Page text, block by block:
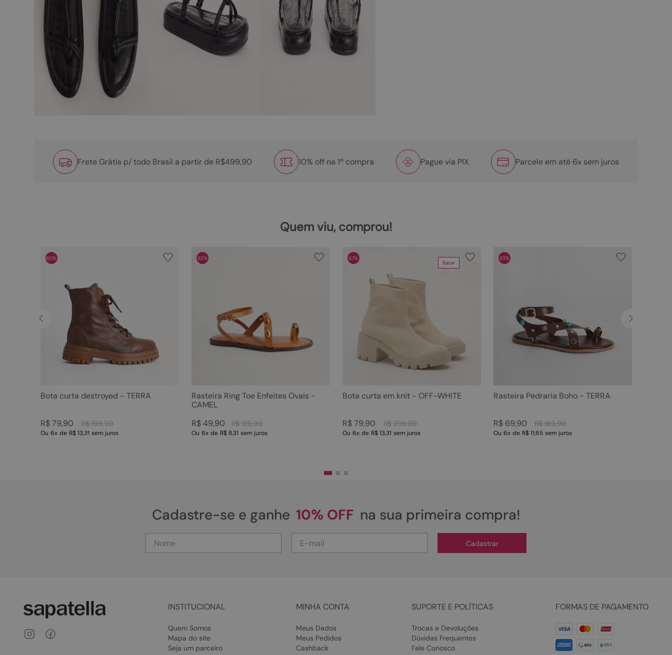
Frete Grátis p/ todo Brasil a partir de R$499,90 10% off na 1º compra Pague via PIX Parcele em até 6x sem juros
Quem viu, comprou!
60%
Bota curta destroyed - TERRA
R$ 199,90
R$ 79,90
Ou 6x de R$ 13,31 sem juros
62%
Rasteira Ring Toe Enfeites Ovais -
CAMEL
R$ 129,90
R$ 49,90
Ou 6x de R$ 8,31 sem juros
Bazar
67%
Bota curta em knit - OFF-WHITE
R$ 239,90
R$ 79,90
Ou 6x de R$ 13,31 sem juros
63%
Rasteira Pedraria Boho - TERRA
R$ 189,90
R$ 69,90
Ou 6x de R$ 11,65 sem juros
Cadastre-se e ganhe 10% OFF na sua primeira compra!
Cadastrar
INSTITUCIONAL
Quem Somos
Mapa do site
Seja um parceiro
MINHA CONTA
Meus Dados
Meus Pedidos
Cashback
SUPORTE E POLÍTICAS
Trocas e Devoluções
Dúvidas Frequentes
Fale Conosco
FORMAS DE PAGAMENTO